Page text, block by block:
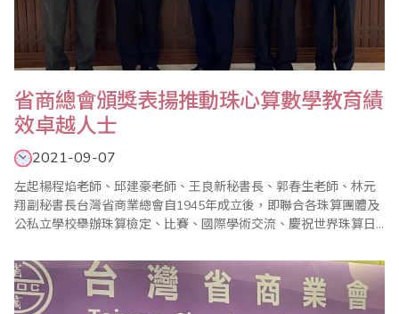
​省商總會頒獎表揚推動珠心算數學教育績
效卓越人士
2021-09-07
左起楊程焰老師、邱建豪老師、王良新秘書長、郭春生老師、林元
翔副秘書長台灣省商業總會自1945年成立後，即聯合各珠算團體及
公私立學校舉辦珠算檢定、比賽、國際學術交流、慶祝世界珠算日
發」之品質管理認證，增添標準化管理及強化內部工作架構，以ISO
精神辦理珠算及數學檢定認證，受到普遍好評。110年度下半年第3
次、第4次全國珠算心算聯合測試分別訂..